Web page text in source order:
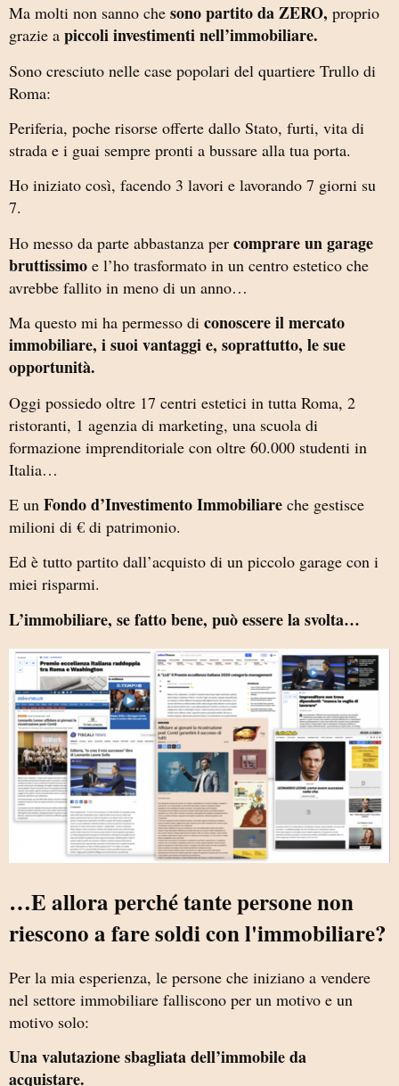
Ma molti non sanno che sono partito da ZERO, proprio
grazie a piccoli investimenti nell’immobiliare.
Sono cresciuto nelle case popolari del quartiere Trullo di
Roma:
Periferia, poche risorse offerte dallo Stato, furti, vita di
strada e i guai sempre pronti a bussare alla tua porta.
Ho iniziato così, facendo 3 lavori e lavorando 7 giorni su
7.
Ho messo da parte abbastanza per comprare un garage
bruttissimo e l’ho trasformato in un centro estetico che
avrebbe fallito in meno di un anno…
Ma questo mi ha permesso di conoscere il mercato
immobiliare, i suoi vantaggi e, soprattutto, le sue
opportunità.
Oggi possiedo oltre 17 centri estetici in tutta Roma, 2
ristoranti, 1 agenzia di marketing, una scuola di
formazione imprenditoriale con oltre 60.000 studenti in
Italia…
E un Fondo d’Investimento Immobiliare che gestisce
milioni di € di patrimonio.
Ed è tutto partito dall’acquisto di un piccolo garage con i
miei risparmi.
L’immobiliare, se fatto bene, può essere la svolta…
…E allora perché tante persone non
riescono a fare soldi con l'immobiliare?
Per la mia esperienza, le persone che iniziano a vendere
nel settore immobiliare falliscono per un motivo e un
motivo solo:
Una valutazione sbagliata dell’immobile da
acquistare.